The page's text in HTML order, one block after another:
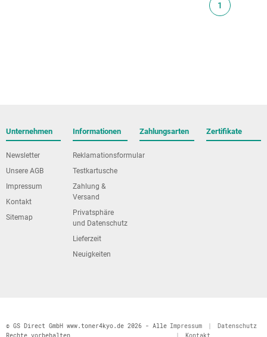
1
Unternehmen
Newsletter
Unsere AGB
Impressum
Kontakt
Sitemap
Informationen
Reklamationsformular
Testkartusche
Zahlung &
Versand
Privatsphäre
und Datenschutz
Lieferzeit
Neuigkeiten
Zahlungsarten Zertifikate
© GS Direct GmbH www.toner4kyo.de 2026 - Alle Impressum
Datenschutz